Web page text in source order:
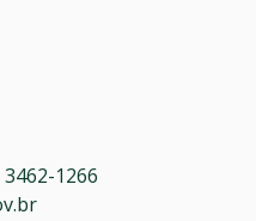
1266